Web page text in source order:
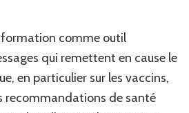
comme outil
qui remettent en cause le
en particulier sur les vaccins,
recommandations de santé